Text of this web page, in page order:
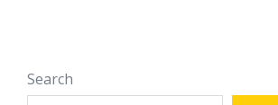
Search